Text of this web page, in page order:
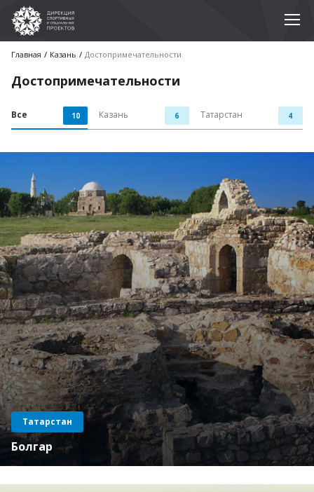
Главная Казань Достопримечательноcти
Достопримечательноcти
Все 10 Казань 6 Татарстан 4
Татарстан
Болгар